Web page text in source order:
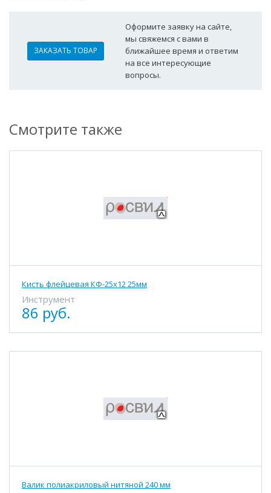
ЗАКАЗАТЬ ТОВАР
Оформите заявку на сайте,
мы свяжемся с вами в
ближайшее время и ответим
на все интересующие
вопросы.
Смотрите также
Кисть флейцевая КФ-25х12 25мм
Инструмент
86 руб.
Валик полиакриловый нитяной 240 мм